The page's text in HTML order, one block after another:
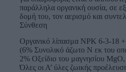
παράλληλα οργανική ουσία, σε
δομή του, τον αερισμό και
Σύνθεση
Οργανικό λίπασμα NPK 6-3-18 +
(6% Συνολικό άζωτο Ν εκ του
2% Οξείδιο του μαγνησίου
Όλες οι Α’ ύλες ζωικής